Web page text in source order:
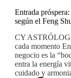
Entrada
según el Feng
CY
cada momento
negocio es la
entra la energía
cuidado y